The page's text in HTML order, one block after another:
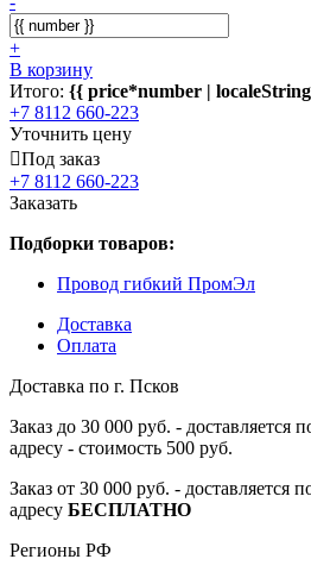
+
В корзину
Итого: {{ price*number |
+7 8112 660-223
Уточнить цену
Под заказ
+7 8112 660-223
Заказать
Подборки товаров:
Провод гибкий ПромЭл
Доставка
Оплата
Доставка по г. Псков
Заказ до 30 000 руб. - доставляется
адресу - стоимость 500 руб.
Заказ от 30 000 руб. - доставляется
адресу БЕСПЛАТНО
Регионы РФ